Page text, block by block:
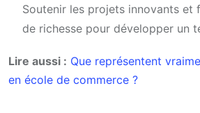
Soutenir les projets innovants et
de richesse pour développer un
Lire aussi : Que représentent
en école de commerce ?